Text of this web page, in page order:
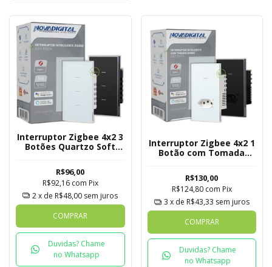
Interruptor Zigbee 4x2 3
Botões Quartzo Soft
R$96,00
R$92,16 com Pix
2x de R$48,00 sem juros
COMPRAR
Duvidas? Chame
no Whatsapp
Interruptor Zigbee 4x2 1
Botão com Tomada
Novadigital Tuya
R$130,00
R$124,80 com Pix
3 x de R$43,33 sem juros
COMPRAR
Duvidas? Chame
no Whatsapp